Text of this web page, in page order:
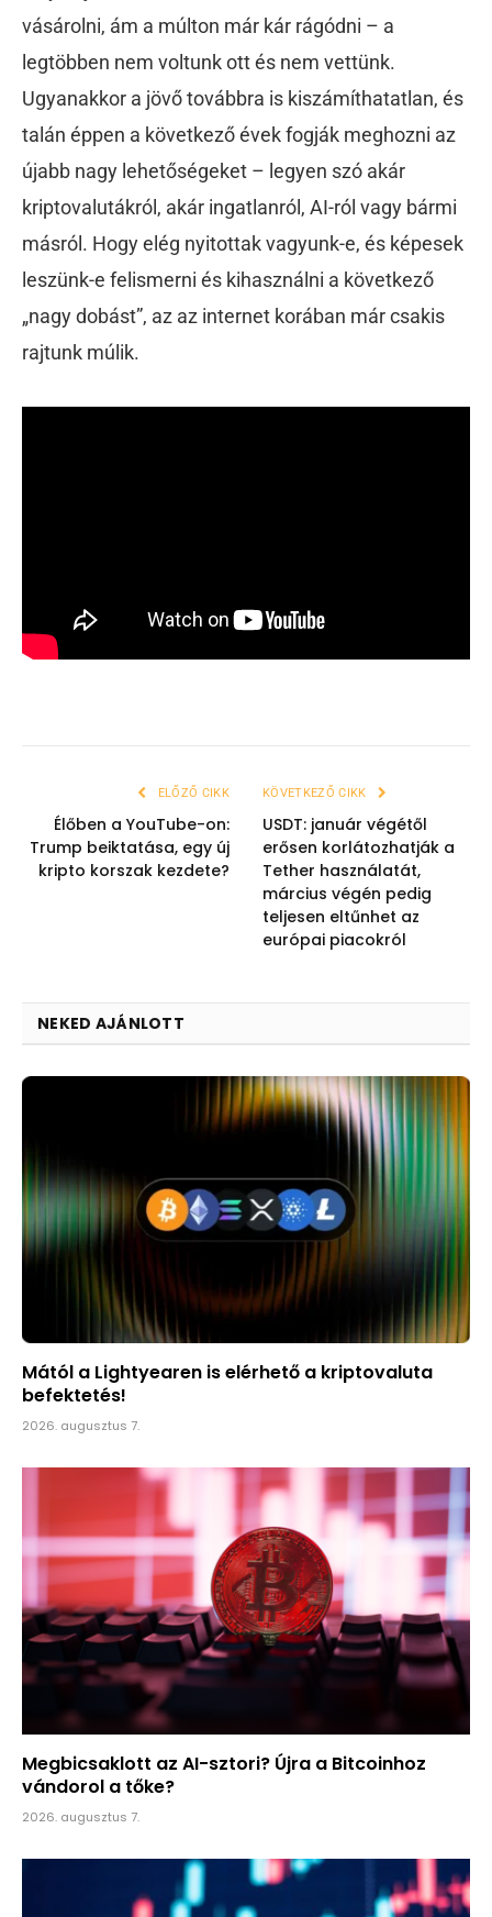
vásárolni, ám a múlton már kár rágódni – a
legtöbben nem voltunk ott és nem vettünk.
Ugyanakkor a jövő továbbra is kiszámíthatatlan, és
talán éppen a következő évek fogják meghozni az
újabb nagy lehetőségeket – legyen szó akár
kriptovalutákról, akár ingatlanról, AI-ról vagy bármi
másról. Hogy elég nyitottak vagyunk-e, és képesek
leszünk-e felismerni és kihasználni a következő
„nagy dobást”, az az internet korában már csakis
rajtunk múlik.
ELŐZŐ CIKK
Élőben a YouTube-on:
Trump beiktatása, egy új
kripto korszak kezdete?
KÖVETKEZŐ CIKK
USDT: január végétől
erősen korlátozhatják a
Tether használatát,
március végén pedig
teljesen eltűnhet az
európai piacokról
NEKED AJÁNLOTT
Mától a Lightyearen is elérhető a kriptovaluta
befektetés!
2026. augusztus 7.
Megbicsaklott az AI-sztori? Újra a Bitcoinhoz
vándorol a tőke?
2026. augusztus 7.